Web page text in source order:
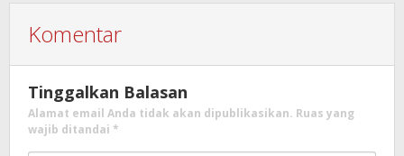
Komentar
Tinggalkan Balasan
Alamat email Anda tidak akan dipublikasikan. Ruas yang
wajib ditandai *